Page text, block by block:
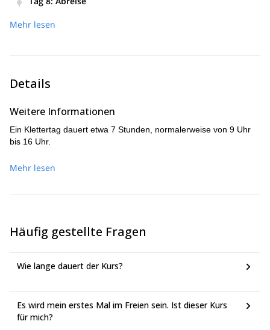
und gelbem Kalkstein gelangen und sie erklimmen. Abends
Mehr lesen
Details
Weitere Informationen
Ein Klettertag dauert etwa 7 Stunden, normalerweise von 9 Uhr
bis 16 Uhr.
Mehr lesen
Häufig gestellte Fragen
Wie lange dauert der Kurs?
Es wird mein erstes Mal im Freien sein. Ist dieser Kurs
für mich?